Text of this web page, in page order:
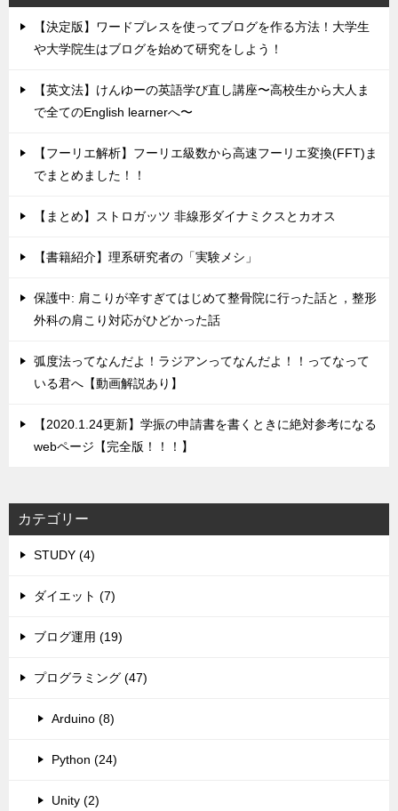
【決定版】ワードプレスを使ってブログを作る方法！大学生
や大学院生はブログを始めて研究をしよう！
【英文法】けんゆーの英語学び直し講座〜高校生から大人ま
で全てのEnglish learnerへ〜
【フーリエ解析】フーリエ級数から高速フーリエ変換(FFT)ま
でまとめました！！
【まとめ】ストロガッツ 非線形ダイナミクスとカオス
【書籍紹介】理系研究者の「実験メシ」
保護中: 肩こりが辛すぎてはじめて整骨院に行った話と，整形
外科の肩こり対応がひどかった話
弧度法ってなんだよ！ラジアンってなんだよ！！ってなって
いる君へ【動画解説あり】
【2020.1.24更新】学振の申請書を書くときに絶対参考になる
webページ【完全版！！！】
カテゴリー
STUDY (4)
ダイエット (7)
ブログ運用 (19)
プログラミング (47)
Arduino (8)
Python (24)
Unity (2)